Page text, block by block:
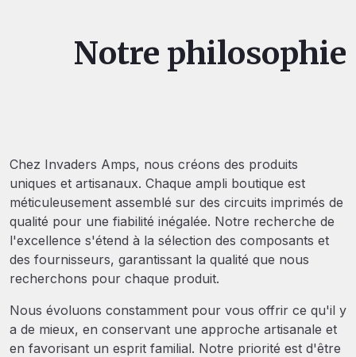
Notre philosophie
Chez Invaders Amps, nous créons des produits
uniques et artisanaux. Chaque ampli boutique est
méticuleusement assemblé sur des circuits imprimés de
qualité pour une fiabilité inégalée. Notre recherche de
l'excellence s'étend à la sélection des composants et
des fournisseurs, garantissant la qualité que nous
recherchons pour chaque produit.
Nous évoluons constamment pour vous offrir ce qu'il y
a de mieux, en conservant une approche artisanale et
en favorisant un esprit familial. Notre priorité est d'être